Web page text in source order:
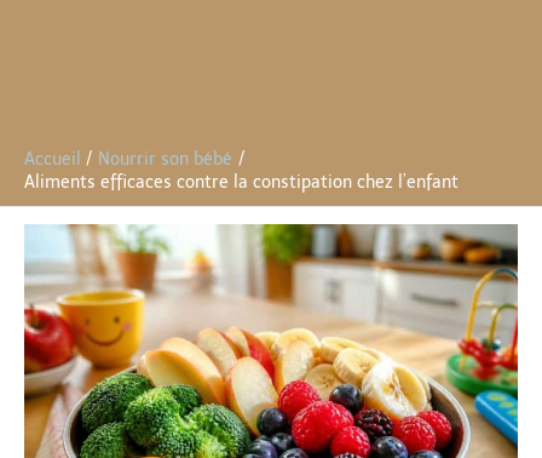
Accueil
Nourrir son bébé
Aliments efficaces contre la constipation chez l’enfant